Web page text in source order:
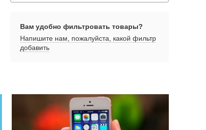
Вам удобно фильтровать товары?
Напишите нам, пожалуйста, какой фильтр
добавить